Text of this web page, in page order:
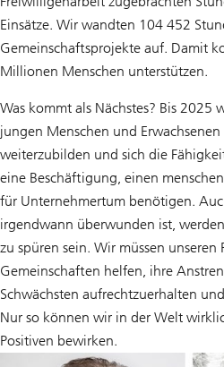
Einsätze. Wir wandten 104 452
Gemeinschaftsprojekte auf. Damit
Millionen Menschen unterstützen.
Was kommt als Nächstes? Bis
jungen Menschen und
weiterzubilden und sich die
eine Beschäftigung, einen
für Unternehmertum benötigen.
irgendwann überwunden ist,
zu spüren sein. Wir müssen unseren
Gemeinschaften helfen, ihre
Schwächsten aufrechtzuerhalten
Nur so können wir in der Welt
Positiven bewirken.